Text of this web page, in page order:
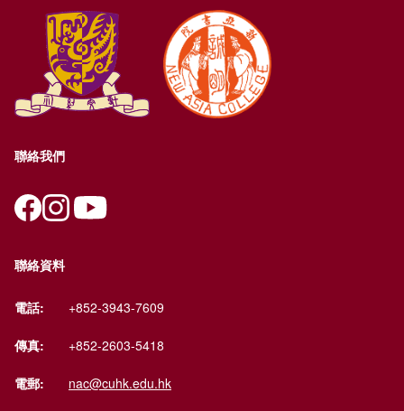
聯絡我們
聯絡資料
電話: +852-3943-7609
傳真: +852-2603-5418
電郵: nac@cuhk.edu.hk